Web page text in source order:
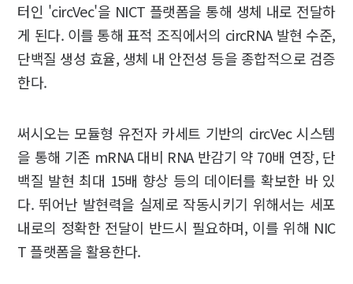
터인 'circVec'을 NICT 플랫폼을 통해 생체 내로 전달하
게 된다. 이를 통해 표적 조직에서의 circRNA 발현 수준,
단백질 생성 효율, 생체 내 안전성 등을 종합적으로 검증
한다.
써시오는 모듈형 유전자 카세트 기반의 circVec 시스템
을 통해 기존 mRNA 대비 RNA 반감기 약 70배 연장, 단
백질 발현 최대 15배 향상 등의 데이터를 확보한 바 있
다. 뛰어난 발현력을 실제로 작동시키기 위해서는 세포
내로의 정확한 전달이 반드시 필요하며, 이를 위해 NIC
T 플랫폼을 활용한다.